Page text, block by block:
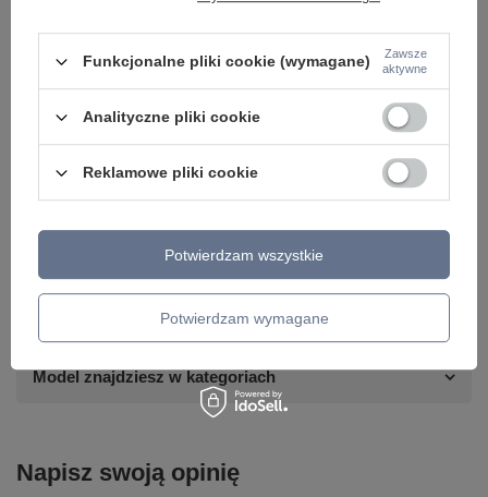
Potrzebujesz pomocy? Masz pytania lub
Napisz do nas - doradzimy, odpowiemy
szybko i przygotujemy indywidualną ofertę
dopasowaną do Ciebie..
Model znajdziesz w kategoriach
Napisz swoją opinię
Funkcjonalne pliki cookie (wymagane)
Zawsze
aktywne
Analityczne pliki cookie
Reklamowe pliki cookie
Potwierdzam wymagane
Potwierdzam wszystkie